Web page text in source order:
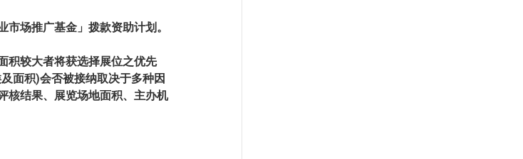
场推广基金」拨款资助计划。
积较大者将获选择展位之优先
面积)会否被接纳取决于多种因
核结果、展览场地面积、主办机